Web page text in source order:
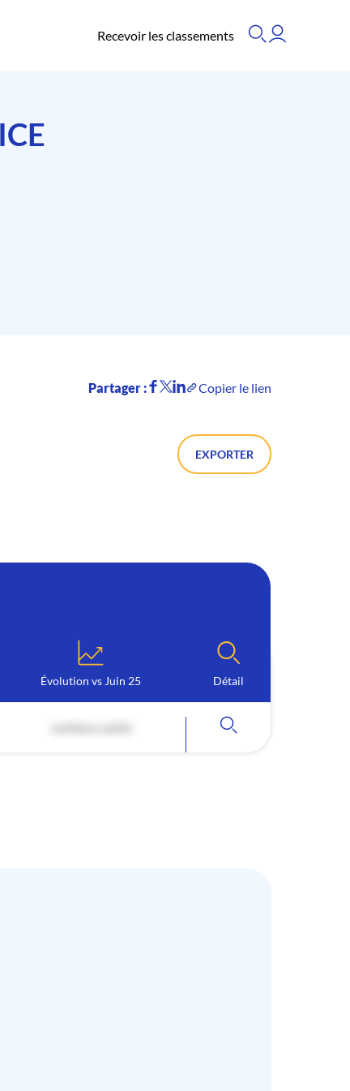
Recevoir les classements
Partager : Copier le lien
EXPORTER
Évolution vs Juin 25 Détail
contenu caché